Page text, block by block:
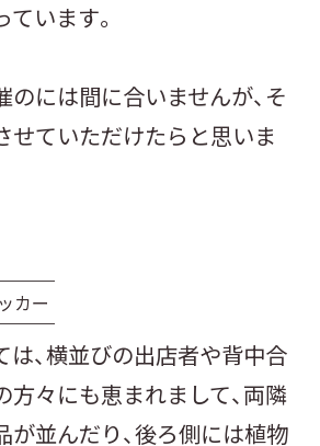
います。
には間に合いませんが、そ
せていただけたらと思いま
カー
、横並びの出店者や背中合
方々にも恵まれまして、両隣
が並んだり、後ろ側には植物